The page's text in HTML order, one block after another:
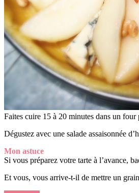
Faites cuire 15 à 20 minutes dans un
Dégustez avec une salade assaisonnée
Mon astuce
Si vous préparez votre tarte à l’avance,
Et vous, vous arrive-t-il de mettre un